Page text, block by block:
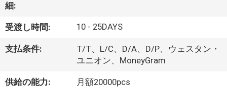
旅
行
細:
受渡し時間: 10 - 25DAYS
支払条件:
T/T、L/C、D/A、D/P、ウェスタン・
ユニオン、MoneyGram
供給の能力: 月額20000pcs